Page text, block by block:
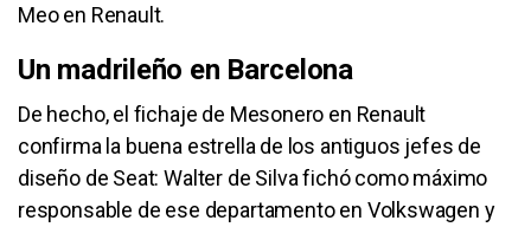
Meo en Renault.
Un madrileño en Barcelona
De hecho, el fichaje de Mesonero en Renault
confirma la buena estrella de los antiguos jefes de
diseño de Seat: Walter de Silva fichó como máximo
responsable de ese departamento en Volkswagen y